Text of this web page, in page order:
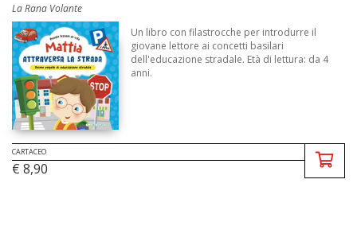
La Rana Volante
Un libro con filastrocche per introdurre il
giovane lettore ai concetti basilari
dell'educazione stradale. Età di lettura: da 4
anni.
CARTACEO
€ 8,90